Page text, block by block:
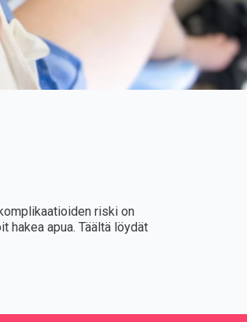
riski on
hakea apua. Täältä löydät